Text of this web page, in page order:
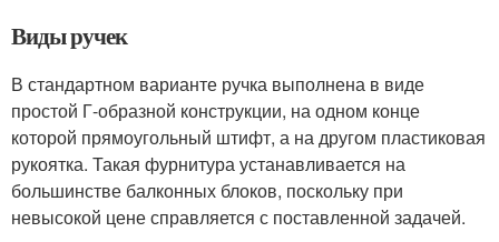
Виды ручек
В стандартном варианте ручка выполнена в виде
простой Г-образной конструкции, на одном конце
которой прямоугольный штифт, а на другом пластиковая
рукоятка. Такая фурнитура устанавливается на
большинстве балконных блоков, поскольку при
невысокой цене справляется с поставленной задачей.